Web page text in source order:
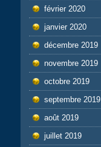
février 2020
janvier 2020
décembre 2019
novembre 2019
octobre 2019
septembre 2019
août 2019
juillet 2019